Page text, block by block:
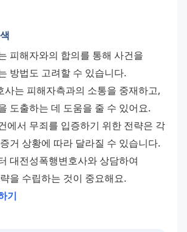
피해자와의 합의를 통해 사건을
방법도 고려할 수 있습니다.
사는 피해자측과의 소통을 중재하고,
도출하는 데 도움을 줄 수 있어요.
에서 무죄를 입증하기 위한 전략은 각
거 상황에 따라 달라질 수 있습니다.
대전성폭행변호사와 상담하여
을 수립하는 것이 중요해요.
기